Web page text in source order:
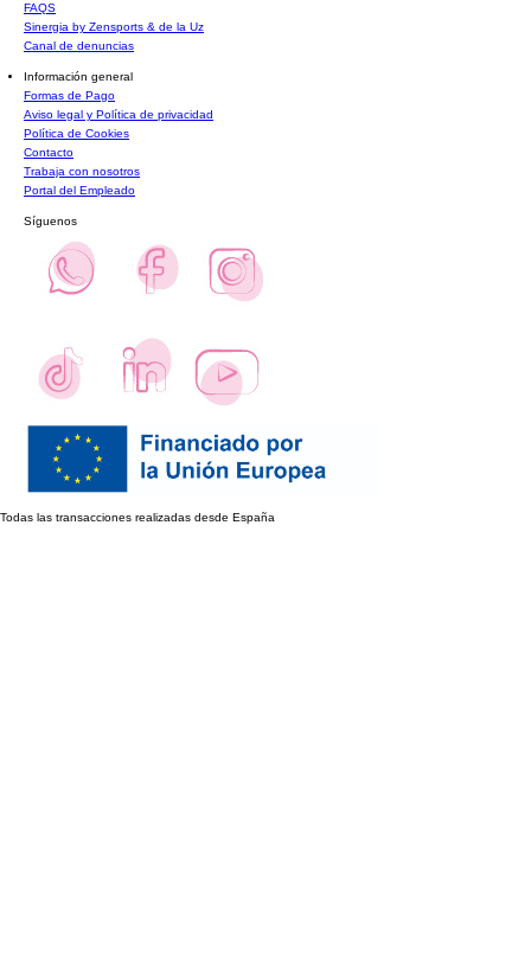
FAQS
Sinergia by Zensports & de la Uz
Canal de denuncias
Información general
Formas de Pago
Aviso legal y Política de privacidad
Política de Cookies
Contacto
Trabaja con nosotros
Portal del Empleado
Síguenos
Todas las transacciones realizadas desde España